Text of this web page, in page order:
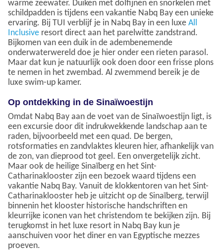
warme zeewater. Duiken met dolfijnen en snorkelen met
schildpadden is tijdens een vakantie Nabq Bay een unieke
ervaring. Bij TUI verblijf je in Nabq Bay in een luxe All
Inclusive resort direct aan het parelwitte zandstrand.
Bijkomen van een duik in de adembenemende
onderwaterwereld doe je hier onder een rieten parasol.
Maar dat kun je natuurlijk ook doen door een frisse plons
te nemen in het zwembad. Al zwemmend bereik je de
luxe swim-up kamer.
Op ontdekking in de Sinaïwoestijn
Omdat Nabq Bay aan de voet van de Sinaïwoestijn ligt, is
een excursie door dit indrukwekkende landschap aan te
raden, bijvoorbeeld met een quad. De bergen,
rotsformaties en zandvlaktes kleuren hier, afhankelijk van
de zon, van dieprood tot geel. Een onvergetelijk zicht.
Maar ook de heilige Sinaïberg en het Sint-
Catharinaklooster zijn een bezoek waard tijdens een
vakantie Nabq Bay. Vanuit de klokkentoren van het Sint-
Catharinaklooster heb je uitzicht op de Sinaïberg, terwijl
binnenin het klooster historische handschriften en
kleurrijke iconen van het christendom te bekijken zijn. Bij
terugkomst in het luxe resort in Nabq Bay kun je
aanschuiven voor het diner en van Egyptische mezzes
proeven.